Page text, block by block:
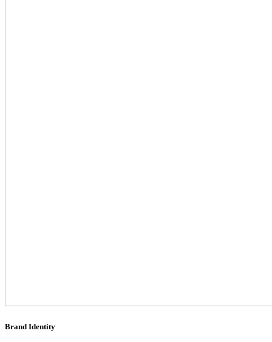
Brand Identity